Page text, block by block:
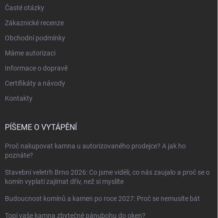
Časté otázky
Zákaznické recenze
Obchodní podmínky
Máme autorizaci
Informace o dopravě
Certifikáty a návody
Kontakty
PÍŠEME O VYTÁPĚNÍ
Proč nakupovat kamna u autorizovaného prodejce? A jak ho
poznáte?
Stavební veletrh Brno 2026: Co jsme viděli, co nás zaujalo a proč se o
komín vyplatí zajímat dřív, než si myslíte
Budoucnost komínů a kamen po roce 2027: Proč se nemusíte bát
Topí vaše kamna zbytečně pánubohu do oken?